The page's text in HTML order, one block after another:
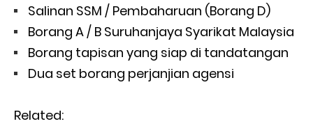
Salinan SSM / Pembaharuan (Borang D)
Borang A / B Suruhanjaya Syarikat Malaysia
Borang tapisan yang siap di tandatangan
Dua set borang perjanjian agensi
Related: